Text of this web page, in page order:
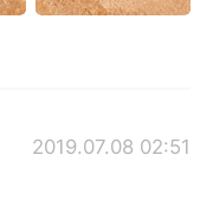
2019.07.08 02:51